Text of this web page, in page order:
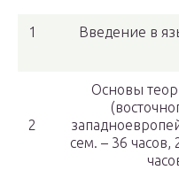
1 Введение в
2
Основы
сем. – 36 часов,